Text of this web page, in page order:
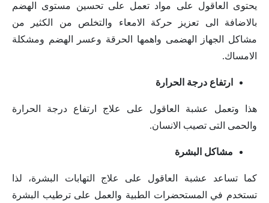
يحتوى العاقول على مواد تعمل على تحسين مستوى الهضم
بالاضافة الى تعزيز حركة الامعاء والتخلص من الكثير من
مشاكل الجهاز الهضمى واهمها الحرقة وعسر الهضم ومشكلة
الامساك.
ارتفاع درجة الحرارة
هذا وتعمل عشبة العاقول على علاج ارتفاع درجة الحرارة
والحمى التى تصيب الانسان.
مشاكل البشرة
كما تساعد عشبة العاقول على علاج التهابات البشرة، لذا
تستخدم في المستحضرات الطبية والعمل على ترطيب البشرة